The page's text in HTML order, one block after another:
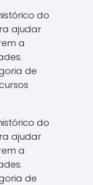
do
ajudar
a
de
do
ajudar
a
de